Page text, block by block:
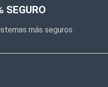
SEGURO
más seguros.